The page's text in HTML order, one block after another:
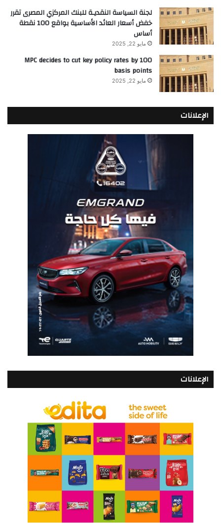
لجنة السياسة النقديـة للبنك المركزي المصرى تقرر
خفض أسعار العائد الأساسية بواقع 100 نقطة
أساس
مايو 22, 2025
MPC decides to cut key policy rates by 100
basis points
مايو 22, 2025
الإعلانات
الإعلانات